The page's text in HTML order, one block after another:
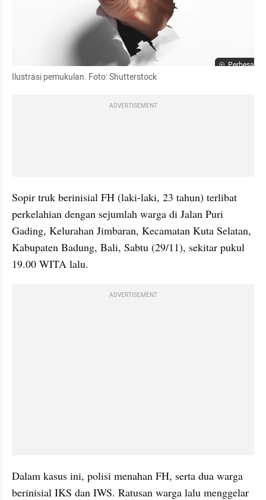
Perbesar
Ilustrasi pemukulan. Foto: Shutterstock
ADVERTISEMENT
Sopir truk berinisial FH (laki-laki, 23 tahun) terlibat
perkelahian dengan sejumlah warga di Jalan Puri
Gading, Kelurahan Jimbaran, Kecamatan Kuta Selatan,
Kabupaten Badung, Bali, Sabtu (29/11), sekitar pukul
19.00 WITA lalu.
ADVERTISEMENT
Dalam kasus ini, polisi menahan FH, serta dua warga
berinisial IKS dan IWS. Ratusan warga lalu menggelar